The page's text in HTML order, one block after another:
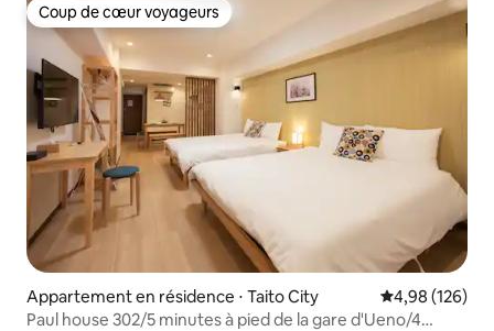
Coup de cœur voyageurs
Coup de cœur voyageurs
Appartement en résidence ⋅ Taito City Évaluation
4,98 (126)
Paul house 302/5 minutes à pied de la gare d'Ueno/4